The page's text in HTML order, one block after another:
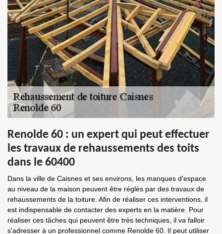
Renolde 60 : un expert qui peut effectuer
les travaux de rehaussements des toits
dans le 60400
Dans la ville de Caisnes et ses environs, les manques d'espace
au niveau de la maison peuvent être réglés par des travaux de
rehaussements de la toiture. Afin de réaliser ces interventions, il
est indispensable de contacter des experts en la matière. Pour
réaliser ces tâches qui peuvent être très techniques, il va falloir
s'adresser à un professionnel comme Renolde 60. Il peut utiliser